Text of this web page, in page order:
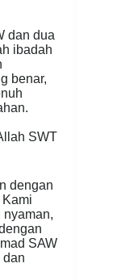
dan dua
ibadah
benar,
SWT
dengan
Kami
nyaman,
SAW
dan